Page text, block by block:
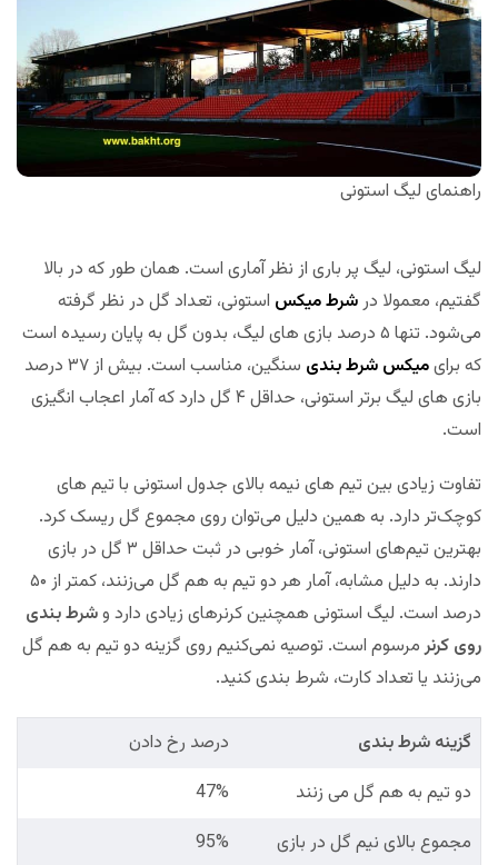
راهنمای لیگ استونی
لیگ استونی، لیگ پر باری از نظر آماری است. همان طور که در بالا
گفتیم، معمولا درشرط میکس استونی، تعداد گل در نظر گرفته
می‌شود. تنها ۵ درصد بازی های لیگ، بدون گل به پایان رسیده است
که برایمیکس شرط بندی
سنگین، مناسب است. بیش از ۳۷ درصد
بازی های لیگ برتر استونی، حداقل ۴ گل دارد که آمار اعجاب انگیزی
است.
تفاوت زیادی بین تیم های نیمه بالای جدول استونی با تیم های
کوچک‌تر دارد. به همین دلیل می‌توان روی مجموع گل ریسک کرد.
بهترین تیم‌های استونی، آمار خوبی در ثبت حداقل ۳ گل در بازی
دارند. به دلیل مشابه، آمار هر دو تیم به هم گل می‌زنند، کمتر از ۵۰
درصد است. لیگ استونی همچنین کرنرهای زیادی دارد وشرط بندی
روی کرنرمرسوم است. توصیه نمی‌کنیم روی گزینه دو تیم به هم گل
می‌زنند یا تعداد کارت، شرط بندی کنید.
گزینه شرط بندی
درصد رخ دادن
دو تیم به هم گل می زنند
47%
مجموع بالای نیم گل در بازی
95%